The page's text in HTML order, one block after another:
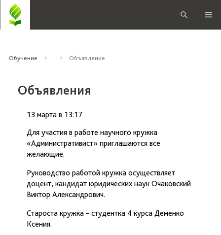
Обучение Объявление
Объявления
13 марта в 13:17
Для участия в работе научного кружка
«Административист» приглашаются все
желающие.
Руководство работой кружка осуществляет
доцент, кандидат юридических наук Очаковский
Виктор Александрович.
Староста кружка – студентка 4 курса Деменко
Ксения.